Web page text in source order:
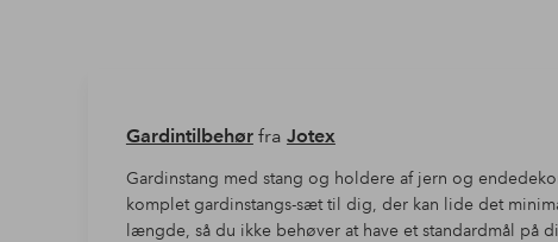
Gardintilbehørfra Jotex
Gardinstang med stang og holdere af jern og
komplet gardinstangs-sæt til dig, der kan lide det
længde, så du ikke behøver at have et standardmål på